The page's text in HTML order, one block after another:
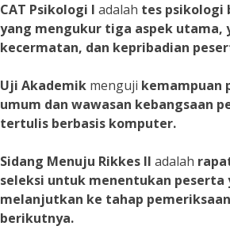
CAT Psikologi I adalah tes psikologi
yang mengukur tiga aspek utama,
kecermatan, dan kepribadian
Uji Akademik menguji kemampuan
umum dan wawasan kebangsaan
tertulis berbasis komputer.
Sidang Menuju Rikkes II adalah
seleksi untuk menentukan peserta
melanjutkan ke tahap
berikutnya.